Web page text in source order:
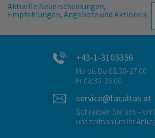
Aktuelle Neuerscheinungen,
Empfehlungen, Angebote und Aktionen
+43-1-3105356
Mo bis Do 08:30-17:00
Fr 08:30-16:00
service@facultas.at
Schreiben Sie uns –
uns zeitnah um Ihr